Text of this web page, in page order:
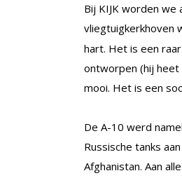
Bij KIJK worden we
vliegtuigkerkhoven
hart. Het is een
ontworpen (hij
mooi. Het is een
De A-10 werd
Russische tanks
Afghanistan. Aan